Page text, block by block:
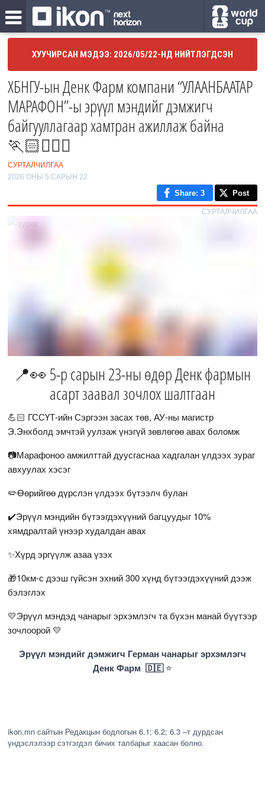
ХУУЧИРСАН МЭДЭЭ: 2026/05/22-НД НИЙТЛЭГДСЭН
ХБНГУ-ын Денк Фарм компани “УЛААНБААТАР
МАРАФОН”-ы эрүүл мэндийг дэмжигч
байгууллагаар хамтран ажиллаж байна
🏃🏻🏃🏻‍♀️
СУРТАЛЧИЛГАА
2026 ОНЫ 5 САРЫН 22
Share: 3 Post
СУРТАЛЧИЛГАА
📍👀 5-р сарын 23-ны өдөр Денк фармын
асарт заавал зочлох шалтгаан
💪🏻 ГССҮТ-ийн Сэргээн засах төв, АУ-ны магистр
Э.Энхболд эмчтэй уулзаж үнэгүй зөвлөгөө авах боломж
📷Марафоноо амжилттай дуусгаснаа хадгалан үлдээх зураг
авхуулах хэсэг
✏️Өөрийгөө дүрслэн үлдээх бүтээлч булан
✔️Эрүүл мэндийн бүтээгдэхүүний багцуудыг 10%
хямдралтай үнээр худалдан авах
✨Хүрд эргүүлж азаа үзэх
🎁10км-с дээш гүйсэн эхний 300 хүнд бүтээгдэхүүний дээж
бэлэглэх
💛Эрүүл мэндэд чанарыг эрхэмлэгч та бүхэн манай бүүтээр
зочлоорой 💛
Эрүүл мэндийг дэмжигч Герман чанарыг эрхэмлэгч
Денк Фарм 🇩🇪⭐
ikon.mn сайтын Редакцын бодлогын 6.1; 6.2; 6.3 –т дурдсан
үндэслэлээр сэтгэгдэл бичих талбарыг хаасан болно.